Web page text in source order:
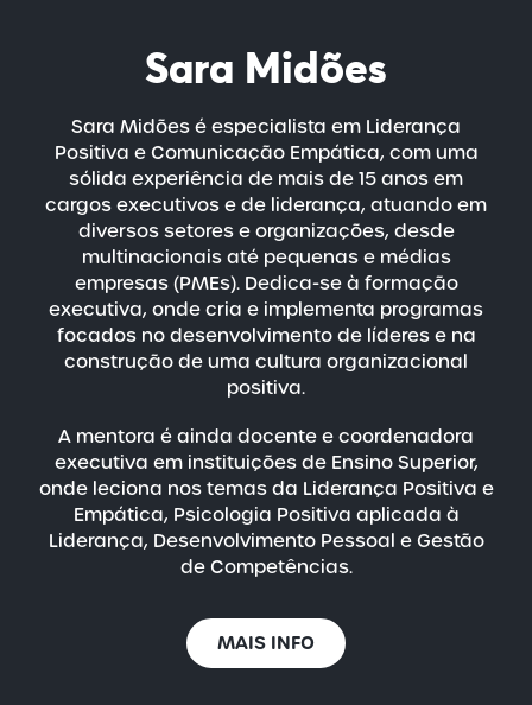
Sara Midões
Sara Midões é especialista em Liderança
Positiva e Comunicação Empática, com uma
sólida experiência de mais de 15 anos em
cargos executivos e de liderança, atuando em
diversos setores e organizações, desde
multinacionais até pequenas e médias
empresas (PMEs). Dedica-se à formação
executiva, onde cria e implementa programas
focados no desenvolvimento de líderes e na
construção de uma cultura organizacional
positiva.
A mentora é ainda docente e coordenadora
executiva em instituições de Ensino Superior,
onde leciona nos temas da Liderança Positiva e
Empática, Psicologia Positiva aplicada à
Liderança, Desenvolvimento Pessoal e Gestão
de Competências.
MAIS INFO